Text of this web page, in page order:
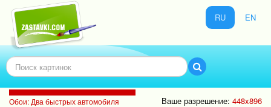
RU EN
Обои: Два быстрых автомобиля
Ваше разрешение: 448x896